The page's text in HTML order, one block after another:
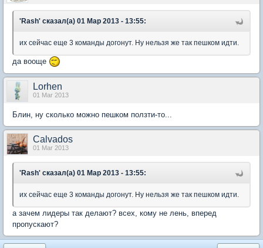
'Rash' сказал(а) 01 Мар 2013 - 13:55:
их сейчас еще 3 команды догонут. Ну нельзя же так пешком идти.
да вооще
Lorhen
01 Mar 2013
Блин, ну сколько можно пешком ползти-то...
Calvados
01 Mar 2013
'Rash' сказал(а) 01 Мар 2013 - 13:55:
их сейчас еще 3 команды догонут. Ну нельзя же так пешком идти.
а зачем лидеры так делают? всех, кому не лень, вперед
пропускают?